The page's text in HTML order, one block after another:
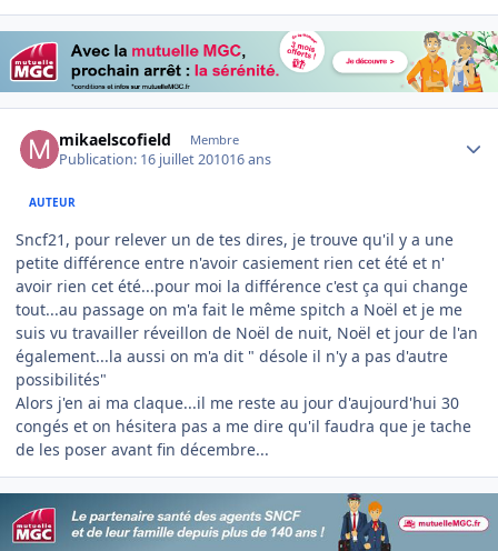
mikaelscofield Membre
Publication: 16 juillet 201016 ans
AUTEUR
Sncf21, pour relever un de tes dires, je trouve qu'il y a une
petite différence entre n'avoir casiement rien cet été et n'
avoir rien cet été...pour moi la différence c'est ça qui change
tout...au passage on m'a fait le même spitch a Noël et je me
suis vu travailler réveillon de Noël de nuit, Noël et jour de l'an
également...la aussi on m'a dit " désole il n'y a pas d'autre
possibilités"
Alors j'en ai ma claque...il me reste au jour d'aujourd'hui 30
congés et on hésitera pas a me dire qu'il faudra que je tache
de les poser avant fin décembre...